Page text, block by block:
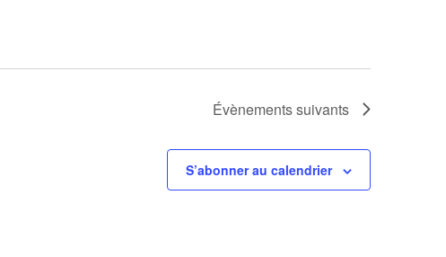
Évènementssuivants
S’abonner au calendrier